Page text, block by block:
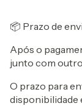
📦 Prazo de
Após o
junto com
O prazo para
disponibilidade